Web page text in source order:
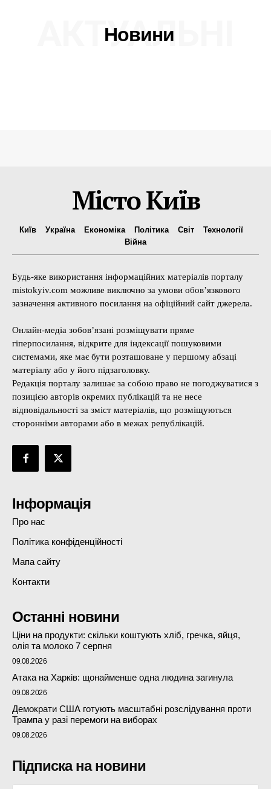
Новини
АКТУАЛЬНІ
Місто Київ
Київ Україна Економіка Політика Світ
Технології
Війна
Будь-яке використання інформаційних матеріалів порталу
mistokyiv.com можливе виключно за умови обов’язкового
зазначення активного посилання на офіційний сайт джерела.
Онлайн-медіа зобов’язані розміщувати пряме
гіперпосилання, відкрите для індексації пошуковими
системами, яке має бути розташоване у першому абзаці
матеріалу або у його підзаголовку.
Редакція порталу залишає за собою право не погоджуватися з
позицією авторів окремих публікацій та не несе
відповідальності за зміст матеріалів, що розміщуються
сторонніми авторами або в межах републікацій.
Інформація
Про нас
Політика конфіденційності
Мапа сайту
Контакти
Останні новини
Ціни на продукти: скільки коштують хліб, гречка, яйця,
олія та молоко 7 серпня
09.08.2026
Атака на Харків: щонайменше одна людина загинула
09.08.2026
Демократи США готують масштабні розслідування проти
Трампа у разі перемоги на виборах
09.08.2026
Підписка на новини